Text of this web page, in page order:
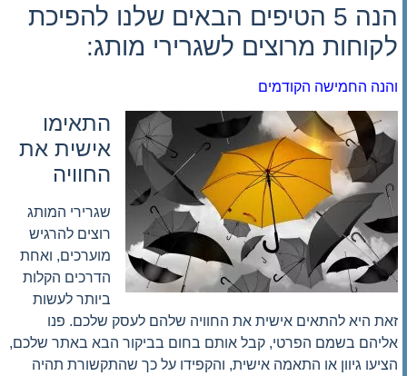
הנה 5 הטיפים הבאים שלנו להפיכת
לקוחות מרוצים לשגרירי מותג:
והנה החמישה הקודמים
התאימו
אישית את
החוויה
שגרירי המותג
רוצים להרגיש
מוערכים, ואחת
הדרכים הקלות
ביותר לעשות
זאת היא להתאים אישית את החוויה שלהם לעסק שלכם. פנו
אליהם בשמם הפרטי, קבל אותם בחום בביקור הבא באתר שלכם,
הציעו גיוון או התאמה אישית, והקפידו על כך שהתקשורת תהיה